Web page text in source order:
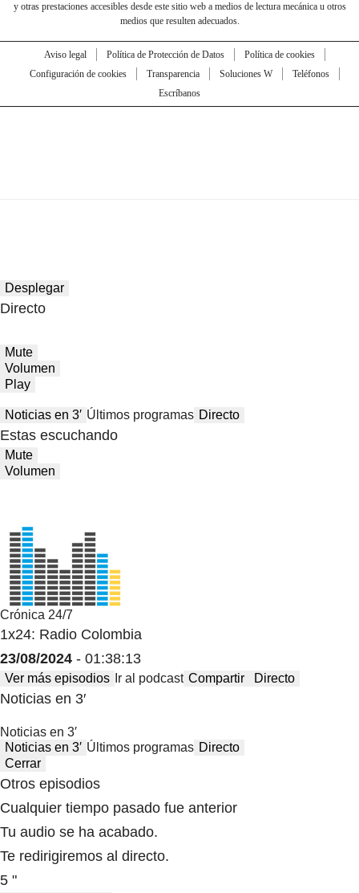
y otras prestaciones accesibles desde este sitio web a medios de lectura mecánica u otros
medios que resulten adecuados.
Aviso legal Política de Protección de Datos
Política de cookies
Configuración de cookies
Transparencia Soluciones W
Teléfonos
Escríbanos
Desplegar
Directo
Mute
Volumen
Play
Noticias en 3′ Últimos programas Directo
Estas escuchando
Mute
Volumen
Crónica 24/7
1x24: Radio Colombia
23/08/2024 - 01:38:13
Ver más episodios Ir al podcast Compartir Directo
Noticias en 3′
Noticias en 3′
Noticias en 3′ Últimos programas Directo
Cerrar
Otros episodios
Cualquier tiempo pasado fue anterior
Tu audio se ha acabado.
Te redirigiremos al directo.
5 "